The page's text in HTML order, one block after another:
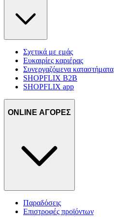
Σχετικά με εμάς
Ευκαιρίες καριέρας
Συνεργαζόμενα καταστήματα
SHOPFLIX B2B
SHOPFLIX app
ONLINE ΑΓΟΡΕΣ
Παραδόσεις
Επιστροφές προϊόντων